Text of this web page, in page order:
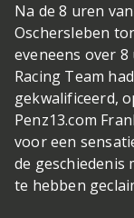
Na de 8 uren
Oschersleben
eveneens over
Racing Team
gekwalificeerd,
Penz13.com
voor een
de geschiedenis
te hebben